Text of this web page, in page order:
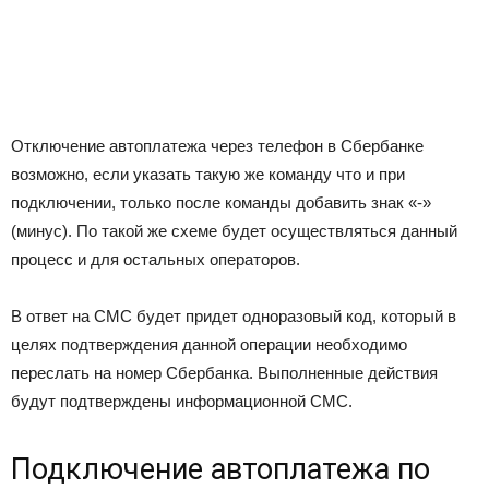
Отключение автоплатежа через телефон в Сбербанке
возможно, если указать такую же команду что и при
подключении, только после команды добавить знак «-»
(минус). По такой же схеме будет осуществляться данный
процесс и для остальных операторов.
В ответ на СМС будет придет одноразовый код, который в
целях подтверждения данной операции необходимо
переслать на номер Сбербанка. Выполненные действия
будут подтверждены информационной СМС.
Подключение автоплатежа по